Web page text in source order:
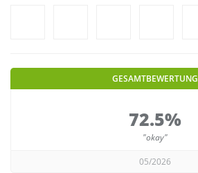
GESAMTBEWERTUNG
72.5%
"okay"
05/2026